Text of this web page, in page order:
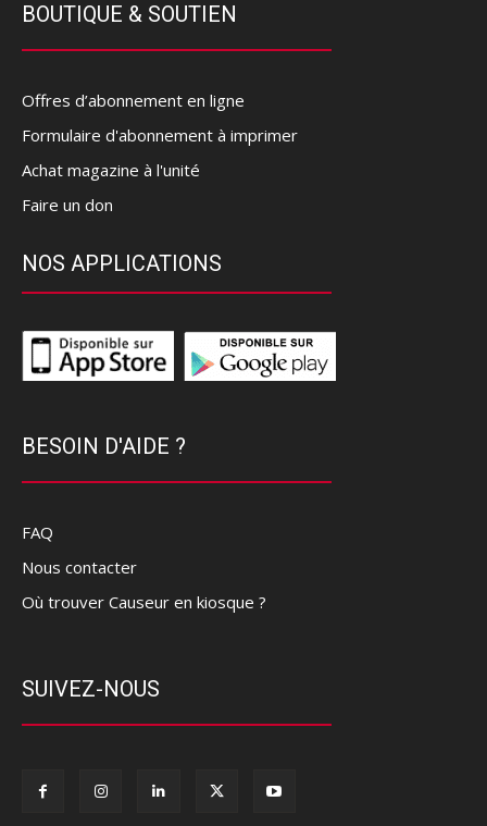
BOUTIQUE & SOUTIEN
Offres d’abonnement en ligne
Formulaire d'abonnement à imprimer
Achat magazine à l'unité
Faire un don
NOS APPLICATIONS
BESOIN D'AIDE ?
FAQ
Nous contacter
Où trouver Causeur en kiosque ?
SUIVEZ-NOUS